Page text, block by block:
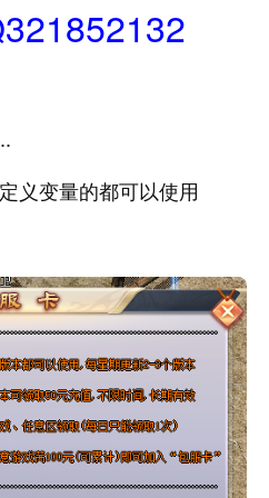
义变量的都可以使用